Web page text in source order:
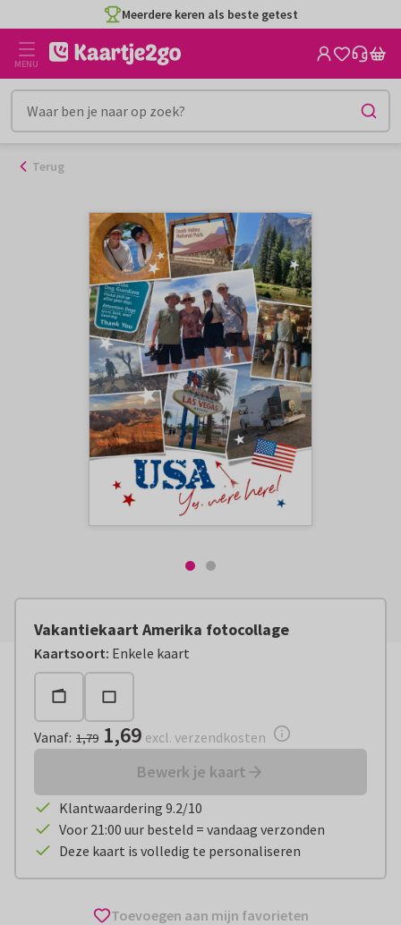
naar
inhoud
Meerdere keren als beste getest
MENU
Terug
Vakantiekaart Amerika fotocollage
Kaartsoort: Enkele kaart
Vanaf: € 1,69 excl. verzendkosten
Vanaf: 1,79 1,69 excl. verzendkosten
Bewerk je kaart
Klantwaardering 9.2/10
Voor 21:00 uur besteld = vandaag verzonden
Deze kaart is volledig te personaliseren
Toevoegen aan mijn favorieten